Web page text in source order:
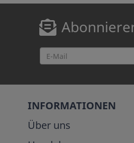
INFORMATIONEN
Über uns